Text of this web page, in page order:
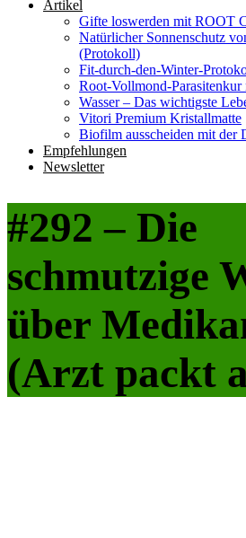
Artikel
Gifte loswerden mit ROOT
Natürlicher Sonnenschutz
(Protokoll)
Fit-durch-den-Winter-
Root-Vollmond-
Wasser – Das wichtigste
Vitori Premium Kristallmatte
Biofilm ausscheiden mit der
Empfehlungen
Newsletter
#292 – Die
schmutzige
über
(Arzt packt